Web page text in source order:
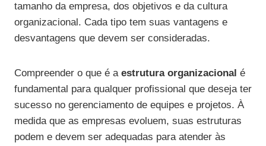
tamanho da empresa, dos objetivos e da cultura
organizacional. Cada tipo tem suas vantagens e
desvantagens que devem ser consideradas.
Compreender o que é a estrutura organizacional é
fundamental para qualquer profissional que deseja ter
sucesso no gerenciamento de equipes e projetos. À
medida que as empresas evoluem, suas estruturas
podem e devem ser adequadas para atender às